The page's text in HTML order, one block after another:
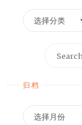
归档